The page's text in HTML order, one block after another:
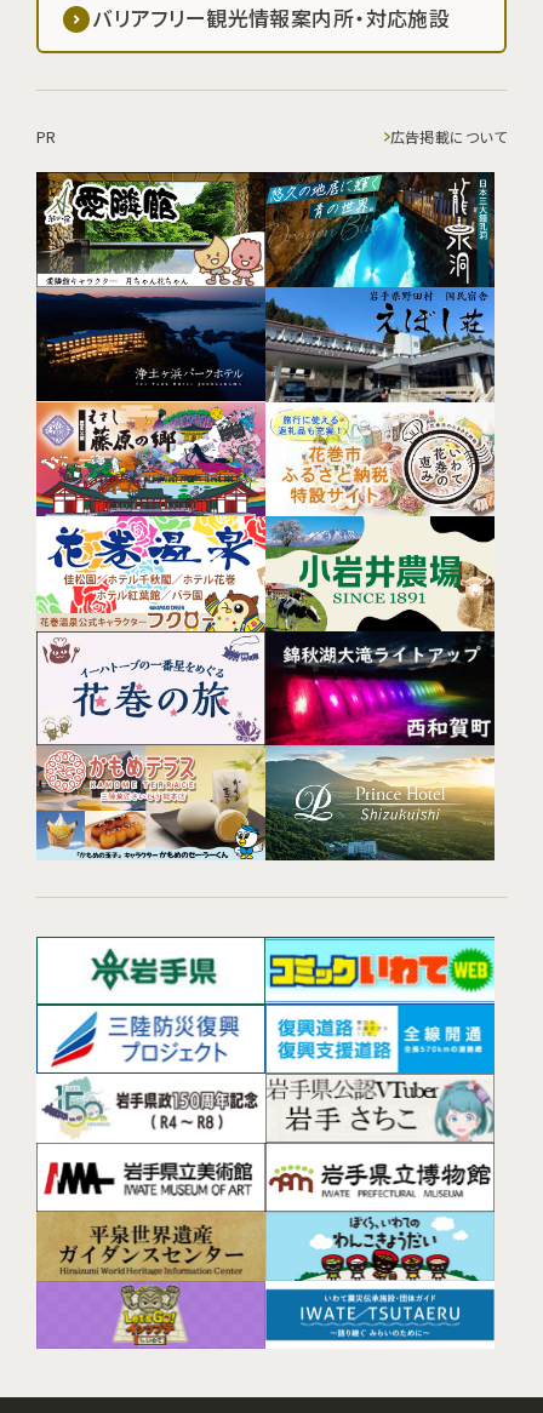
バリアフリー観光情報案内所・対応施設
PR 広告掲載について